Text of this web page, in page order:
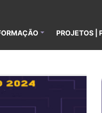
PROJETOS |